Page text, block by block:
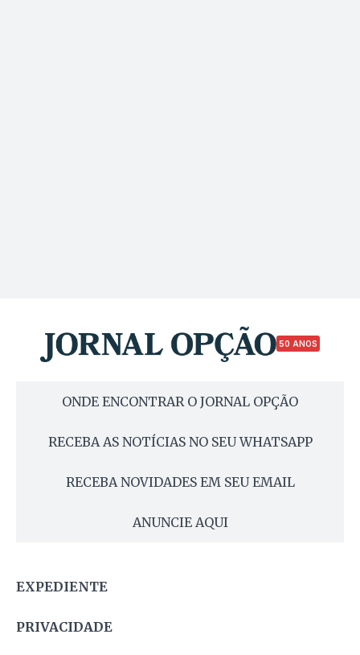
50 ANOS
ONDE ENCONTRAR O JORNAL OPÇÃO
RECEBA AS NOTÍCIAS NO SEU WHATSAPP
RECEBA NOVIDADES EM SEU EMAIL
ANUNCIE AQUI
EXPEDIENTE
PRIVACIDADE